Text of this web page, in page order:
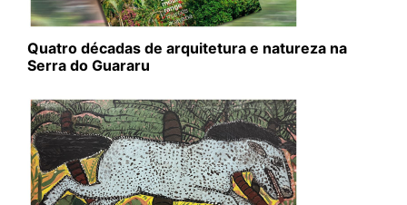
Quatro décadas de arquitetura e natureza na
Serra do Guararu